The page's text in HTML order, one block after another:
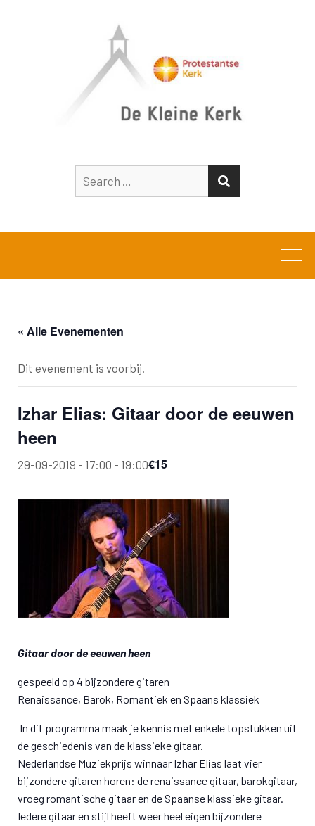
for:
« Alle Evenementen
Dit evenement is voorbij.
Izhar Elias: Gitaar door de eeuwen
heen
29-09-2019 - 17:00 - 19:00€15
Gitaar door de eeuwen heen
gespeeld op 4 bijzondere gitaren
Renaissance, Barok, Romantiek en Spaans klassiek
In dit programma maak je kennis met enkele topstukken uit
de geschiedenis van de klassieke gitaar.
Nederlandse Muziekprijs winnaar Izhar Elias laat vier
bijzondere gitaren horen: de renaissance gitaar, barokgitaar,
vroeg romantische gitaar en de Spaanse klassieke gitaar.
Iedere gitaar en stijl heeft weer heel eigen bijzondere